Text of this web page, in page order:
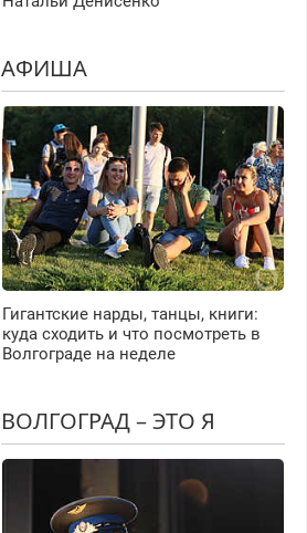
АФИША
Гигантские нарды, танцы, книги:
куда сходить и что посмотреть в
Волгограде на неделе
ВОЛГОГРАД – ЭТО Я